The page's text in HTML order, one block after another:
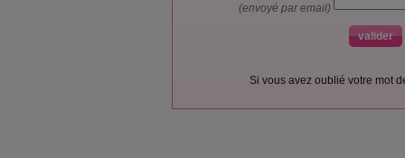
(envoyé par email)
Si vous avez oublié votre mot